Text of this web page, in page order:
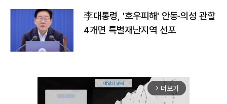
李대통령, '호우피해' 안동·의성 관할
4개면 특별재난지역 선포
arrow_forward_ios 더보기